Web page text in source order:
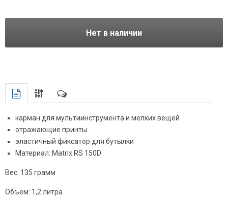
Нет в наличии
карман для мультиинструмента и мелких вещей
отражающие принты
эластичный фиксатор для бутылки
Материал: Matrix RS 150D
Вес: 135 грамм
Объем: 1,2 литра